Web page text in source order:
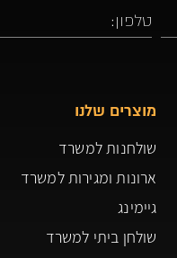
מוצרים שלנו
שולחנות למשרד
ארונות ומגירות למשרד
גיימינג
שולחן ביתי למשרד